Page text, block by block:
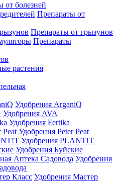
от болезней
Препараты от
Препараты от грызунов
Препараты
растения
Удобрения ArganiQ
Удобрения AVA
Удобрения Fertika
Удобрения Peter Peat
Удобрения PLANT!T
Удобрения Буйские
Удобрения
Удобрения Мастер